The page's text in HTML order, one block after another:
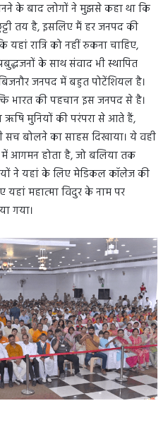
के बाद लोगों ने मुझसे कहा था कि
तय है, इसलिए मैं हर जनपद की
रात्रि को नहीं रुकना चाहिए,
के साथ संवाद भी स्थापित
जनपद में बहुत पोटेंशियल है।
भारत की पहचान इस जनपद से है।
ऋषि मुनियों की परंपरा से आते हैं,
सच बोलने का साहस दिखाया। ये वही
में आगमन होता है, जो बलिया तक
ने यहां के लिए मेडिकल कॉलेज की
यहां महात्मा विदुर के नाम पर
गया।